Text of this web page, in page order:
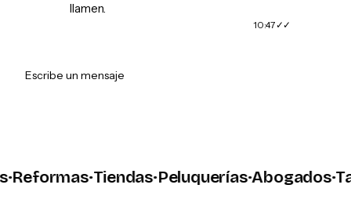
llamen.
10:47
Escribe un mensaje
·Tiendas·Peluquerías·Abogados·